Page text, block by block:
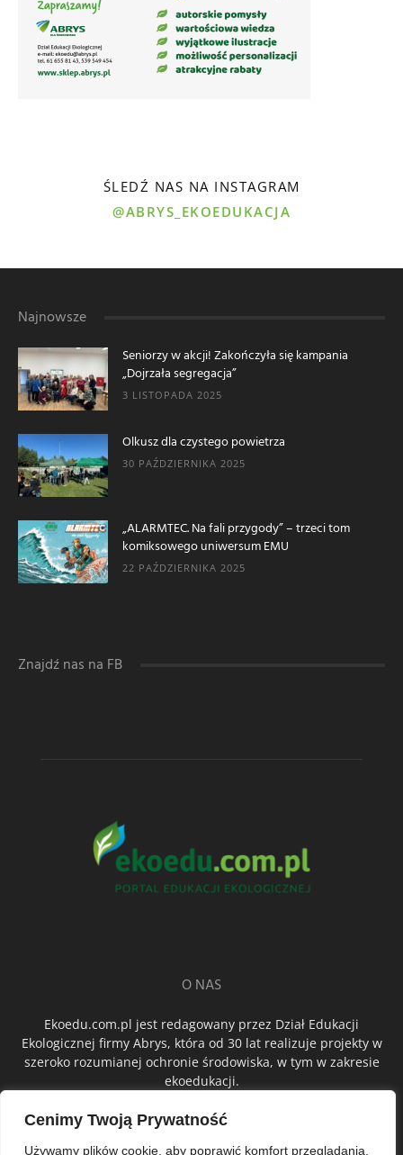
Cenimy Twoją Prywatność
Używamy plików cookie, aby poprawić komfort przeglądania,
ŚLEDŹ NAS NA INSTAGRAM
@ABRYS_EKOEDUKACJA
Najnowsze
Seniorzy w akcji! Zakończyła się kampania
„Dojrzała segregacja”
3 LISTOPADA 2025
Olkusz dla czystego powietrza
30 PAŹDZIERNIKA 2025
„ALARMTEC. Na fali przygody” – trzeci tom
komiksowego uniwersum EMU
22 PAŹDZIERNIKA 2025
Znajdź nas na FB
O NAS
Ekoedu.com.pl jest redagowany przez Dział Edukacji
Ekologicznej firmy Abrys, która od 30 lat realizuje projekty w
szeroko rozumianej ochronie środowiska, w tym w zakresie
ekoedukacji.
ŚLEDŹ NAS